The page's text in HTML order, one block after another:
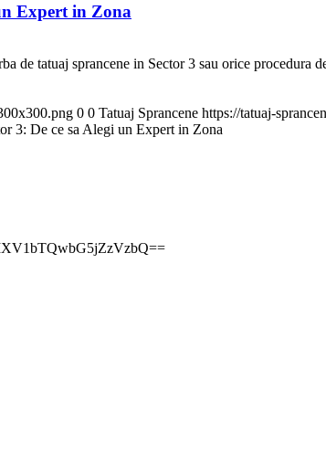
Expert in Zona
de tatuaj sprancene in Sector 3 sau orice procedura
0 0 Tatuaj Sprancene https://tatuaj-
3: De ce sa Alegi un Expert in Zona